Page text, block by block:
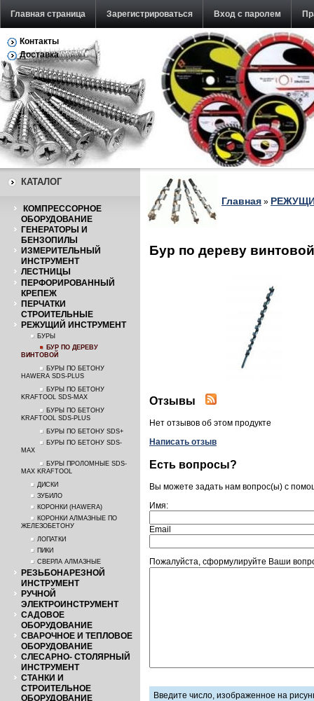
Главная страница Зарегистрироваться Вход с паролем
Обратная связь
Контакты
Доставка
КАТАЛОГ
КОМПРЕССОРНОЕ
ОБОРУДОВАНИЕ
ГЕНЕРАТОРЫ И
БЕНЗОПИЛЫ
ИЗМЕРИТЕЛЬНЫЙ
ИНСТРУМЕНТ
ЛЕСТНИЦЫ
ПЕРФОРИРОВАННЫЙ
КРЕПЕЖ
ПЕРЧАТКИ
СТРОИТЕЛЬНЫЕ
РЕЖУЩИЙ ИНСТРУМЕНТ
БУРЫ
БУР ПО ДЕРЕВУ
ВИНТОВОЙ
БУРЫ ПО БЕТОНУ
HAWERA SDS-PLUS
БУРЫ ПО БЕТОНУ
KRAFTOOL SDS-MAX
БУРЫ ПО БЕТОНУ
KRAFTOOL SDS-PLUS
БУРЫ ПО БЕТОНУ SDS+
БУРЫ ПО БЕТОНУ SDS-
MAX
БУРЫ ПРОЛОМНЫЕ SDS-
MAX KRAFTOOL
ДИСКИ
ЗУБИЛО
КОРОНКИ (HAWERA)
КОРОНКИ АЛМАЗНЫЕ ПО
ЖЕЛЕЗОБЕТОНУ
ЛОПАТКИ
ПИКИ
СВЕРЛА АЛМАЗНЫЕ
РЕЗЬБОНАРЕЗНОЙ
ИНСТРУМЕНТ
РУЧНОЙ
ЭЛЕКТРОИНСТРУМЕНТ
САДОВОЕ
ОБОРУДОВАНИЕ
СВАРОЧНОЕ И ТЕПЛОВОЕ
ОБОРУДОВАНИЕ
СЛЕСАРНО- СТОЛЯРНЫЙ
ИНСТРУМЕНТ
СТАНКИ И
СТРОИТЕЛЬНОЕ
ОБОРУДОВАНИЕ
Главная »
Бур по дереву
Отзывы
Нет отзывов об этом продукте
Написать отзыв
Есть вопросы?
Вы можете задать нам вопрос(ы) с
Имя:
Email
Пожалуйста, сформулируйте Ваши
Введите число, изображенное на